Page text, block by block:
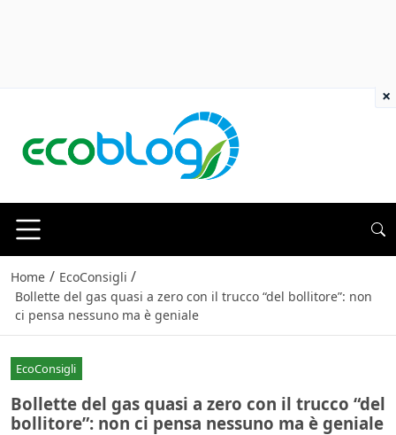
Home / EcoConsigli /
Bollette del gas quasi a zero con il trucco “del bollitore”: non
ci pensa nessuno ma è geniale
EcoConsigli
Bollette del gas quasi a zero con il trucco “del
bollitore”: non ci pensa nessuno ma è geniale
×